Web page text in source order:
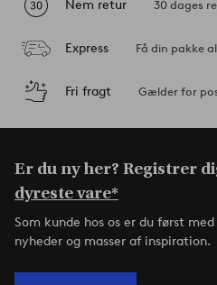
Nem retur 30 dages
Express Få din pakke
Fri fragt Gælder for
Er du ny her? Registrer
dyreste vare*
Som kunde hos os er du først
nyheder og masser af inspiration.